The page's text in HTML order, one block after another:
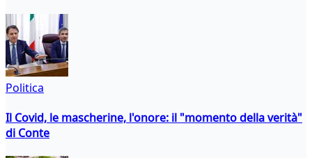
Politica
Il Covid, le mascherine, l'onore: il "momento della verità"
di Conte